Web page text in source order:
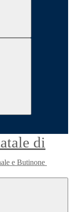
di
e Butinone